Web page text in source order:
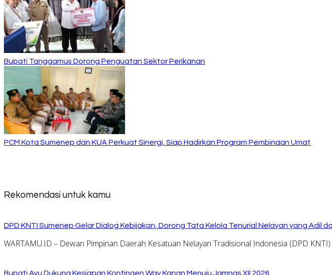
Bupati Tanggamus Dorong Penguatan Sektor Perikanan
PCM Kota Sumenep dan KUA Perkuat Sinergi, Siap Hadirkan Program Pembinaan Umat
Rekomendasi untuk kamu
DPD KNTI Sumenep Gelar Dialog Kebijakan, Dorong Tata Kelola Tenurial Nelayan yang Adil
WARTAMU.ID – Dewan Pimpinan Daerah Kesatuan Nelayan Tradisional Indonesia (DPD
Bupati Ayu Dukung Kesiapan Kontingen Way Kanan Menuju Jamnas XII 2026